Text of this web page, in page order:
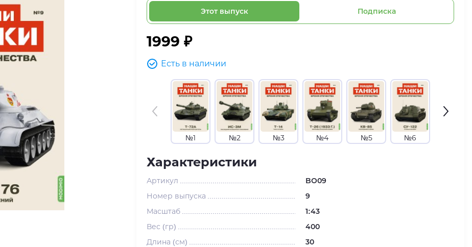
Этот выпуск Подписка
1999 ₽
Есть в наличии
№1 №2 №3 №4 №5 №6
Характеристики
Артикул
BO09
Номер выпуска
9
Масштаб
1:43
Вес (гр)
400
Длина (см)
30